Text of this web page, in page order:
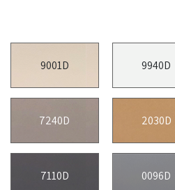
9940D
9001D
2030D
7240D
0096D
7110D